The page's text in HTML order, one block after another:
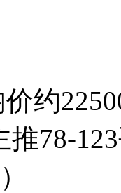
价约
推78-